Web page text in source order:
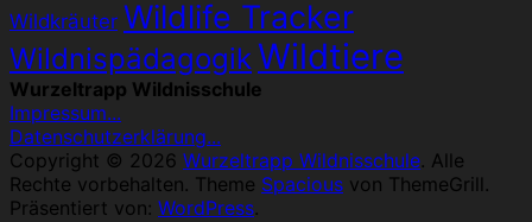
Wildkräuter Wildlife Tracker
WildnispädagogikWildtiere
Wurzeltrapp Wildnisschule
Impressum...
Datenschutzerklärung...
Copyright © 2026 Wurzeltrapp Wildnisschule. Alle
Rechte vorbehalten. Theme Spacious von ThemeGrill.
Präsentiert von: WordPress.